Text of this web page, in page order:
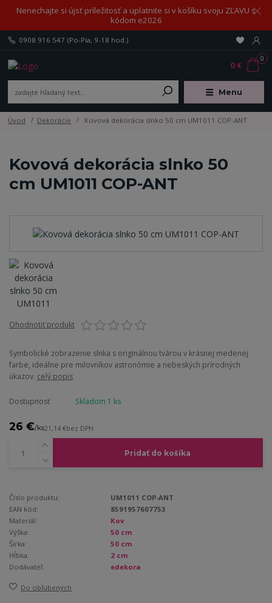
Nenechajte si újsť príležitosť a uplatnite si v košíku svoju ZĽAVU s
kódom e2026
Menu
0908 916 547 (Po-Pia, 9-18 hod.)
0
0 €
Úvod Dekorácie Kovová dekorácia slnko 50 cm UM1011 COP-ANT
Kovová dekorácia slnko 50
cm UM1011 COP-ANT
Ohodnotiť produkt
Symbolické zobrazenie slnka s originálnou tvárou v krásnej medenej
farbe, ideálne pre milovníkov astronómie a nebeských prírodných
úkazov. celý popis
Dostupnosť Skladom 1 ks
26 €/ks21,14 €bez DPH
Pridať do košíka
Číslo produktu:
UM1011 COP-ANT
EAN kód:
8591957607753
Materiál:
Kov
Výška:
50 cm
Šírka:
50 cm
Hĺbka:
2 cm
Dodávateľ:
edekora
Do obľúbených